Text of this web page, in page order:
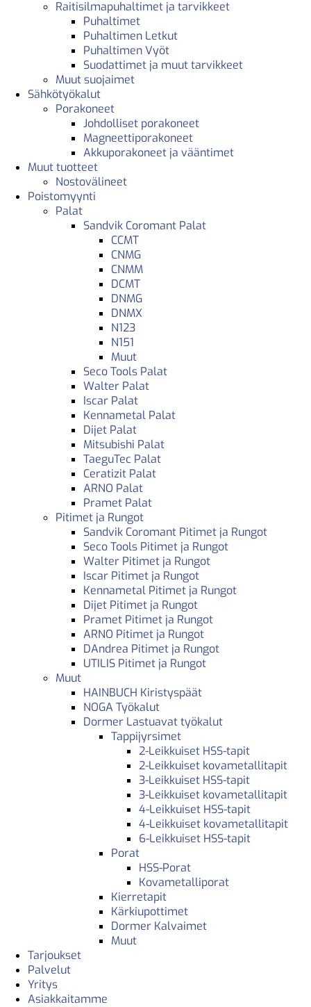
Raitisilmapuhaltimet ja tarvikkeet
Puhaltimet
Puhaltimen Letkut
Puhaltimen Vyöt
Suodattimet ja muut tarvikkeet
Muut suojaimet
Sähkötyökalut
Porakoneet
Johdolliset porakoneet
Magneettiporakoneet
Akkuporakoneet ja vääntimet
Muut tuotteet
Nostovälineet
Poistomyynti
Palat
Sandvik Coromant Palat
CCMT
CNMG
CNMM
DCMT
DNMG
DNMX
N123
N151
Muut
Seco Tools Palat
Walter Palat
Iscar Palat
Kennametal Palat
Dijet Palat
Mitsubishi Palat
TaeguTec Palat
Ceratizit Palat
ARNO Palat
Pramet Palat
Pitimet ja Rungot
Sandvik Coromant Pitimet ja Rungot
Seco Tools Pitimet ja Rungot
Walter Pitimet ja Rungot
Iscar Pitimet ja Rungot
Kennametal Pitimet ja Rungot
Dijet Pitimet ja Rungot
Pramet Pitimet ja Rungot
ARNO Pitimet ja Rungot
DAndrea Pitimet ja Rungot
UTILIS Pitimet ja Rungot
Muut
HAINBUCH Kiristyspäät
NOGA Työkalut
Dormer Lastuavat työkalut
Tappijyrsimet
2-Leikkuiset HSS-tapit
2-Leikkuiset kovametallitapit
3-Leikkuiset HSS-tapit
3-Leikkuiset kovametallitapit
4-Leikkuiset HSS-tapit
4-Leikkuiset kovametallitapit
6-Leikkuiset HSS-tapit
Porat
HSS-Porat
Kovametalliporat
Kierretapit
Kärkiupottimet
Dormer Kalvaimet
Muut
Tarjoukset
Palvelut
Yritys
Asiakkaitamme